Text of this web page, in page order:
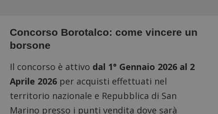
Concorso Borotalco: come vincere un
borsone
Il concorso è attivo dal 1° Gennaio 2026 al 2
Aprile 2026 per acquisti effettuati nel
territorio nazionale e Repubblica di San
Marino presso i punti vendita dove sarà